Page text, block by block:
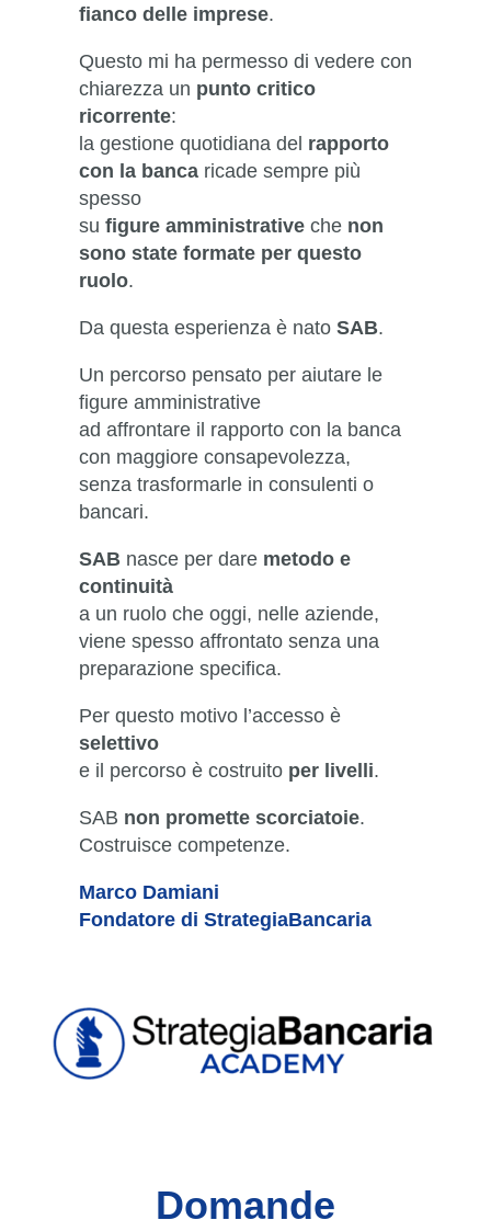
fianco delle imprese.
Questo mi ha permesso di vedere con
chiarezza un punto critico
ricorrente:
la gestione quotidiana del rapporto
con la bancaricade sempre più
spesso
su figure amministrativeche non
sono state formate per questo
ruolo.
Da questa esperienza è nato SAB.
Un percorso pensato per aiutare le
figure amministrative
ad affrontare il rapporto con la banca
con maggiore consapevolezza,
senza trasformarle in consulenti o
bancari.
SABnasce per dare metodo e
continuità
a un ruolo che oggi, nelle aziende,
viene spesso affrontato senza una
preparazione specifica.
Per questo motivo l’accesso è
selettivo
e il percorso è costruito per livelli.
SAB non promette scorciatoie.
Costruisce competenze.
Marco Damiani
Fondatore di StrategiaBancaria
Domande